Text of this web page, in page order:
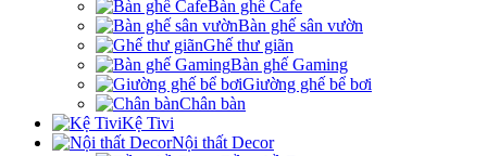
Bàn ghế Cafe
Bàn ghế sân vườn
Ghế thư giãn
Bàn ghế Gaming
Giường ghế bể bơi
Chân bàn
Kệ Tivi
Nội thất Decor